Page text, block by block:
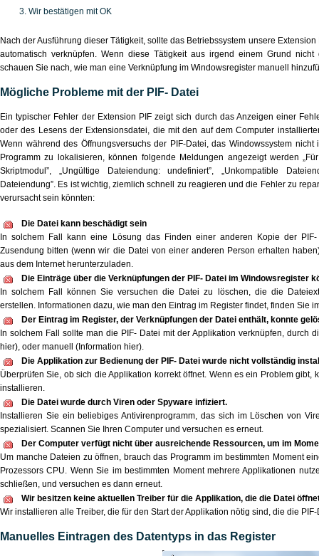
Wir bestätigen mit OK
Nach der Ausführung dieser Tätigkeit, sollte das Betriebssystem unsere
automatisch verknüpfen. Wenn diese Tätigkeit aus irgend einem Grund nicht
schauen Sie nach, wie man eine Verknüpfung im Windowsregister manuell
Mögliche Probleme mit der PIF- Datei
Ein typischer Fehler der Extension PIF zeigt sich durch das Anzeigen einer
oder des Lesens der Extensionsdatei, die mit den auf dem Computer
Wenn während des Öffnungsversuchs der PIF-Datei, das Windowssystem
Programm zu lokalisieren, können folgende Meldungen angezeigt werden
Skriptmodul”, „Ungültige Dateiendung: undefiniert”, „Unkompatible
Dateiendung”. Es ist wichtig, ziemlich schnell zu reagieren und die Fehler zu
verursacht sein könnten:
Die Datei kann beschädigt sein
In solchem Fall kann eine Lösung das Finden einer anderen Kopie der
Zusendung bitten (wenn wir die Datei von einer anderen Person erhalten
aus dem Internet herunterzuladen.
Die Einträge über die Verknüpfungen der PIF- Datei im Windowsregister
In solchem Fall können Sie versuchen die Datei zu löschen, die die
erstellen. Informationen dazu, wie man den Eintrag im Register findet, finden Sie
Der Eintrag im Register, der Verknüpfungen der Datei enthält, konnte
In solchem Fall sollte man die PIF- Datei mit der Applikation verknüpfen, durch
hier), oder manuell (Information hier).
Die Applikation zur Bedienung der PIF- Datei wurde nicht vollständig
Überprüfen Sie, ob sich die Applikation korrekt öffnet. Wenn es ein Problem gibt,
installieren.
Die Datei wurde durch Viren oder Spyware infiziert.
Installieren Sie ein beliebiges Antivirenprogramm, das sich im Löschen von
spezialisiert. Scannen Sie Ihren Computer und versuchen es erneut.
Der Computer verfügt nicht über ausreichende Ressourcen, um im
Um manche Dateien zu öffnen, brauch das Programm im bestimmten Moment
Prozessors CPU. Wenn Sie im bestimmten Moment mehrere Applikationen
schließen, und versuchen es dann erneut.
Wir besitzen keine aktuellen Treiber für die Applikation, die die Datei
Wir installieren alle Treiber, die für den Start der Applikation nötig sind, die die
Manuelles Eintragen des Datentyps in das Register